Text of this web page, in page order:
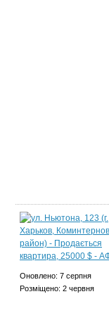
Оновлено: 7 серпня
Розміщено: 2 червня